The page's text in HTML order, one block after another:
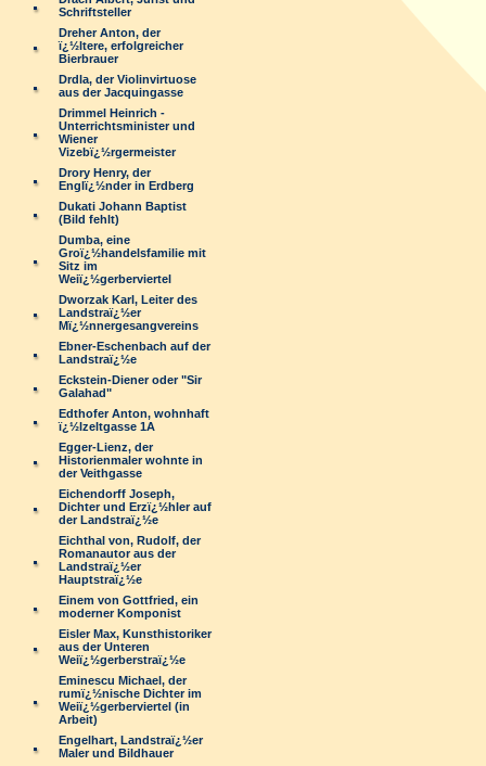
Schriftsteller
Dreher Anton, der
ï¿½ltere, erfolgreicher
Bierbrauer
Drdla, der Violinvirtuose
aus der Jacquingasse
Drimmel Heinrich -
Unterrichtsminister und
Wiener
Vizebï¿½rgermeister
Drory Henry, der
Englï¿½nder in Erdberg
Dukati Johann Baptist
(Bild fehlt)
Dumba, eine
Groï¿½handelsfamilie mit
Sitz im
Weiï¿½gerberviertel
Dworzak Karl, Leiter des
Landstraï¿½er
Mï¿½nnergesangvereins
Ebner-Eschenbach auf der
Landstraï¿½e
Eckstein-Diener oder "Sir
Galahad"
Edthofer Anton, wohnhaft
ï¿½lzeltgasse 1A
Egger-Lienz, der
Historienmaler wohnte in
der Veithgasse
Eichendorff Joseph,
Dichter und Erzï¿½hler auf
der Landstraï¿½e
Eichthal von, Rudolf, der
Romanautor aus der
Landstraï¿½er
Hauptstraï¿½e
Einem von Gottfried, ein
moderner Komponist
Eisler Max, Kunsthistoriker
aus der Unteren
Weiï¿½gerberstraï¿½e
Eminescu Michael, der
rumï¿½nische Dichter im
Weiï¿½gerberviertel (in
Arbeit)
Engelhart, Landstraï¿½er
Maler und Bildhauer